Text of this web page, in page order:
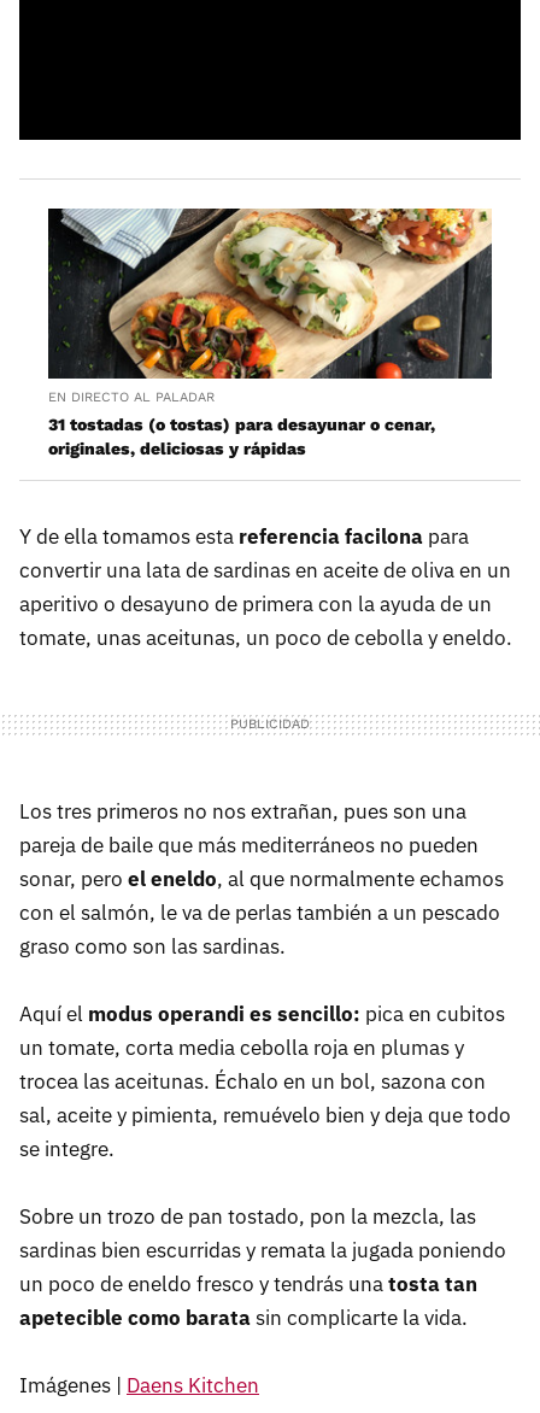
EN DIRECTO AL PALADAR
31 tostadas (o tostas) para desayunar o cenar,
originales, deliciosas y rápidas
Y de ella tomamos esta referencia facilona para
convertir una lata de sardinas en aceite de oliva en un
aperitivo o desayuno de primera con la ayuda de un
tomate, unas aceitunas, un poco de cebolla y eneldo.
Los tres primeros no nos extrañan, pues son una
pareja de baile que más mediterráneos no pueden
sonar, pero el eneldo, al que normalmente echamos
con el salmón, le va de perlas también a un pescado
graso como son las sardinas.
Aquí el modus operandi es sencillo: pica en cubitos
un tomate, corta media cebolla roja en plumas y
trocea las aceitunas. Échalo en un bol, sazona con
sal, aceite y pimienta, remuévelo bien y deja que todo
se integre.
Sobre un trozo de pan tostado, pon la mezcla, las
sardinas bien escurridas y remata la jugada poniendo
un poco de eneldo fresco y tendrás unatosta tan
apetecible como baratasin complicarte la vida.
Imágenes | Daens Kitchen